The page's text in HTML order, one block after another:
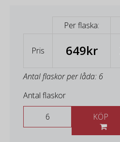
Per flaska:
Pris 649kr
Antal flaskor per låda: 6
Antal flaskor